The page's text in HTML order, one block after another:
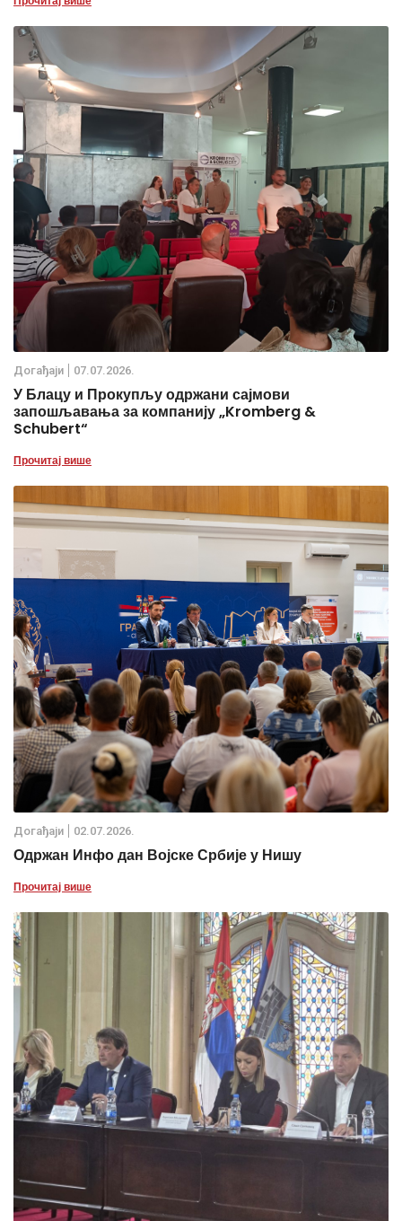
Дoгађаjи 07.07.2026.
У Блацу и Прокупљу одржани сајмови
запошљавања за компанију „Kromberg &
Schubert“
Прочитај више
Дoгађаjи 02.07.2026.
Одржан Инфо дан Војске Србије у Нишу
Прочитај више